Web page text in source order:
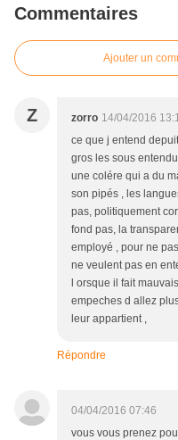
Commentaires
Ajouter un
Z zorro 14/04/2016
ce que j entend
gros les sous
une colére qui a du
son pipés , les
pas, politiquement
fond pas, la
employé , pour ne
ne veulent pas en
l orsque il fait
empeches d allez
leur appartient ,
Répondre
04/04/2016 07:46
vous vous prenez